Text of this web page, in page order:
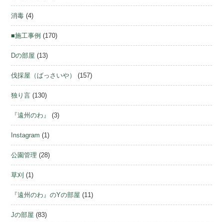
消毒 (4)
■施工事例 (170)
Dの部屋 (13)
伐採屋（ばっさいや） (157)
独り言 (130)
『遠州のわ』 (3)
Instagram (1)
公園管理 (28)
草刈 (1)
『遠州のわ』のYの部屋 (11)
Jの部屋 (83)